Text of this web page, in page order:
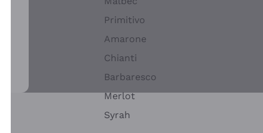
Primitivo
Amarone
Chianti
Barbaresco
Merlot
Syrah